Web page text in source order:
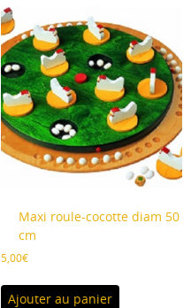
Maxi roule-cocotte diam 50
cm
5,00€
Ajouter au panier